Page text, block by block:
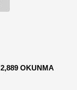
2,889 OKUNMA